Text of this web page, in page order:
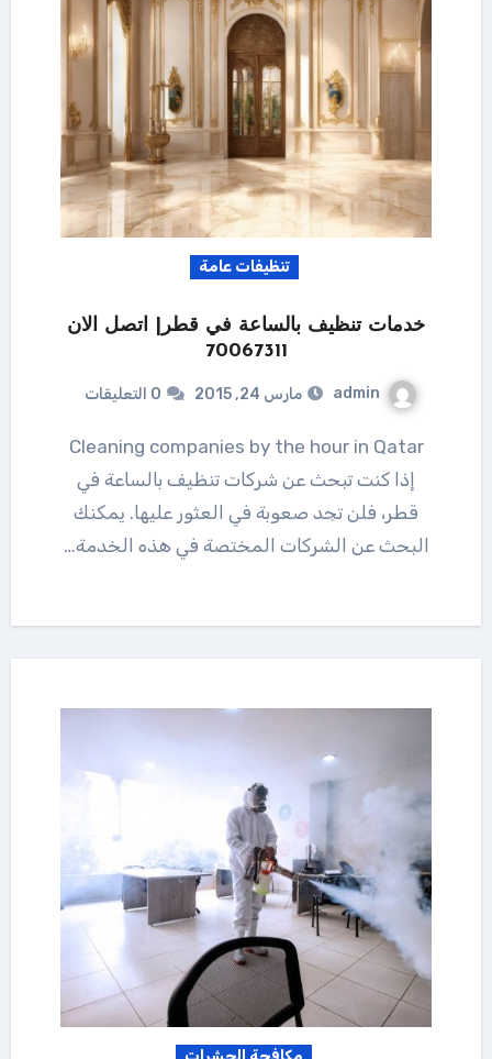
تنظيفات عامة
خدمات تنظيف بالساعة في قطر| اتصل الان
70067311
admin مارس 24, 2015 0 التعليقات
Cleaning companies by the hour in Qatar
إذا كنت تبحث عن شركات تنظيف بالساعة في
قطر، فلن تجد صعوبة في العثور عليها. يمكنك
البحث عن الشركات المختصة في هذه الخدمة…